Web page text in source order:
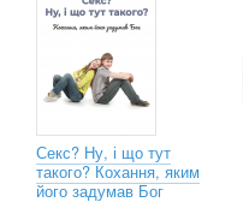
Секс? Ну, і що тут
такого? Кохання, яким
його задумав Бог